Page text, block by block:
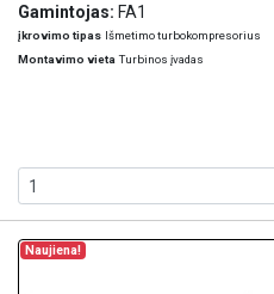
Gamintojas: FA1
įkrovimo tipas Išmetimo turbokompresorius
Montavimo vieta Turbinos įvadas
Naujiena!